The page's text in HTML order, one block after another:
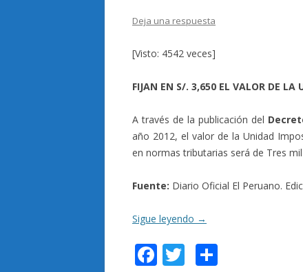
Deja una respuesta
[Visto: 4542 veces]
FIJAN EN S/. 3,650 EL VALOR DE LA
A través de la publicación del
año 2012, el valor de la Unidad
en normas tributarias será de Tres
Fuente: Diario Oficial El Peruano.
Sigue leyendo →
F T